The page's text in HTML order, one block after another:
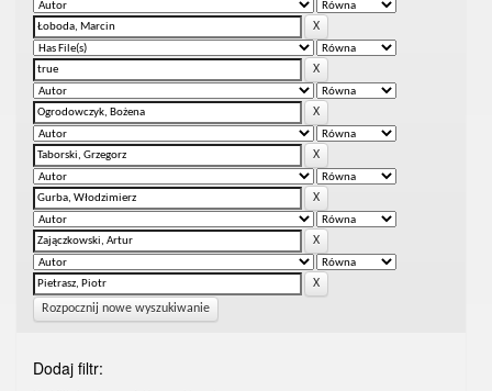
Rozpocznij nowe wyszukiwanie
Dodaj filtr: